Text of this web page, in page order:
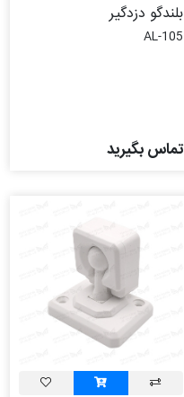
بلندگو دزدگیر
AL-105
تماس بگیرید